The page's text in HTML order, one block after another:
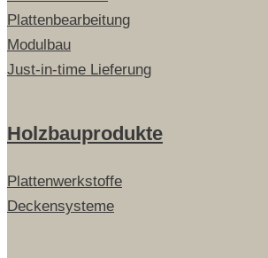
Plattenbearbeitung
Modulbau
Just-in-time Lieferung
Holzbauprodukte
Plattenwerkstoffe
Deckensysteme